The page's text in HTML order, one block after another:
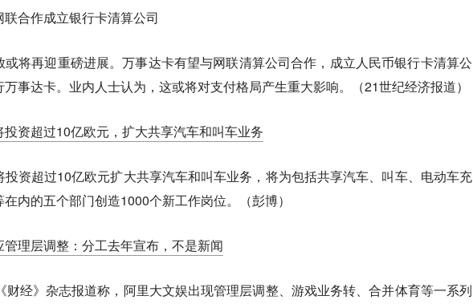
合作成立银行卡清算公司
或将再迎重磅进展。万事达卡有望与网联清算公司合作，成立人民币银行卡清算公
事达卡。业内人士认为，这或将对支付格局产生重大影响。（21世纪经济报道）
资超过10亿欧元，扩大共享汽车和叫车业务
投资超过10亿欧元扩大共享汽车和叫车业务，将为包括共享汽车、叫车、电动车充
内的五个部门创造1000个新工作岗位。（彭博）
管理层调整：分工去年宣布，不是新闻
财经》杂志报道称，阿里大文娱出现管理层调整、游戏业务转、合并体育等一系列